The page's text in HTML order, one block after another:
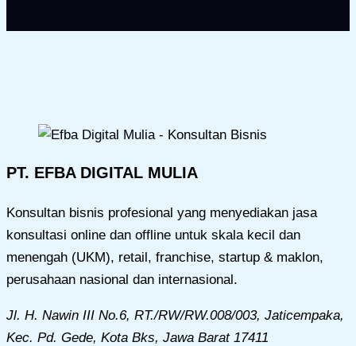
PT. EFBA DIGITAL MULIA
Konsultan bisnis profesional yang menyediakan jasa
konsultasi online dan offline untuk skala kecil dan
menengah (UKM), retail, franchise, startup & maklon,
perusahaan nasional dan internasional.
Jl. H. Nawin III No.6, RT./RW/RW.008/003, Jaticempaka,
Kec. Pd. Gede, Kota Bks, Jawa Barat 17411